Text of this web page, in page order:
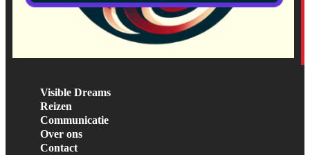
Visible Dreams
Reizen
Communicatie
Over ons
Contact